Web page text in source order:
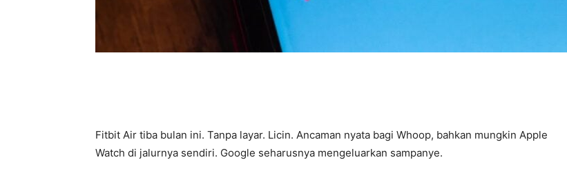
Fitbit Air tiba bulan ini. Tanpa layar. Licin. Ancaman nyata bagi Whoop, bahkan mungkin Apple
Watch di jalurnya sendiri. Google seharusnya mengeluarkan sampanye.